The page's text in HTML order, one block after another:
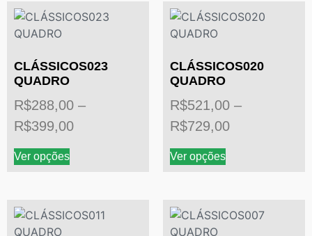
CLÁSSICOS023
QUADRO
R$288,00 –
R$399,00
Ver opções
CLÁSSICOS020
QUADRO
R$521,00 –
R$729,00
Ver opções